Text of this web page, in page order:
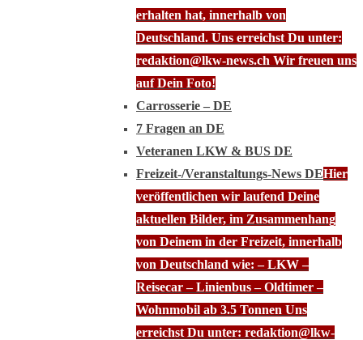
erhalten hat, innerhalb von
Deutschland. Uns erreichst Du unter:
redaktion@lkw-news.ch Wir freuen uns
auf Dein Foto!
Carrosserie – DE
7 Fragen an DE
Veteranen LKW & BUS DE
Freizeit-/Veranstaltungs-News DEHier
veröffentlichen wir laufend Deine
aktuellen Bilder, im Zusammenhang
von Deinem in der Freizeit, innerhalb
von Deutschland wie: – LKW –
Reisecar – Linienbus – Oldtimer –
Wohnmobil ab 3.5 Tonnen Uns
erreichst Du unter: redaktion@lkw-